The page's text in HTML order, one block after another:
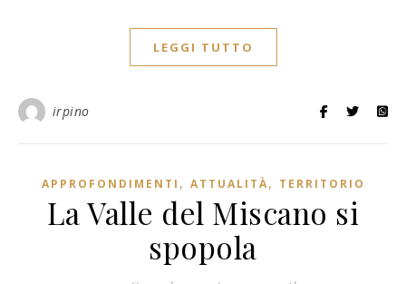
LEGGI TUTTO
irpino
APPROFONDIMENTI , ATTUALITÀ, TERRITORIO
La Valle del Miscano si
spopola